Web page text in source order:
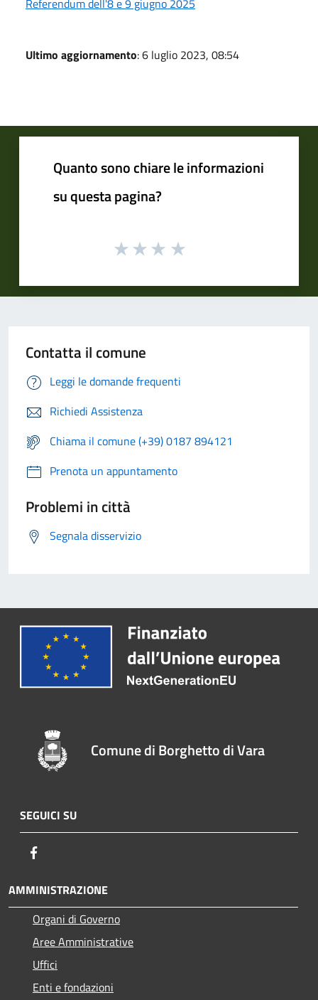
Ultimo aggiornamento: 6 luglio 2023, 08:54
Quanto sono chiare le informazioni
su questa pagina?
Contatta il comune
Leggi le domande frequenti
Richiedi Assistenza
Chiama il comune (+39) 0187 894121
Prenota un appuntamento
Problemi in città
Segnala disservizio
Comune di Borghetto di Vara
SEGUICI SU
AMMINISTRAZIONE
Organi di Governo
Aree Amministrative
Uffici
Enti e fondazioni